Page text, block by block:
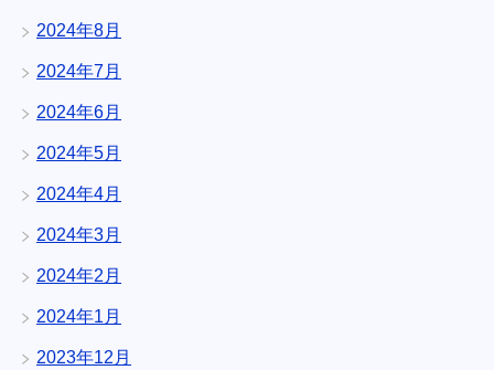
2024年8月
2024年7月
2024年6月
2024年5月
2024年4月
2024年3月
2024年2月
2024年1月
2023年12月